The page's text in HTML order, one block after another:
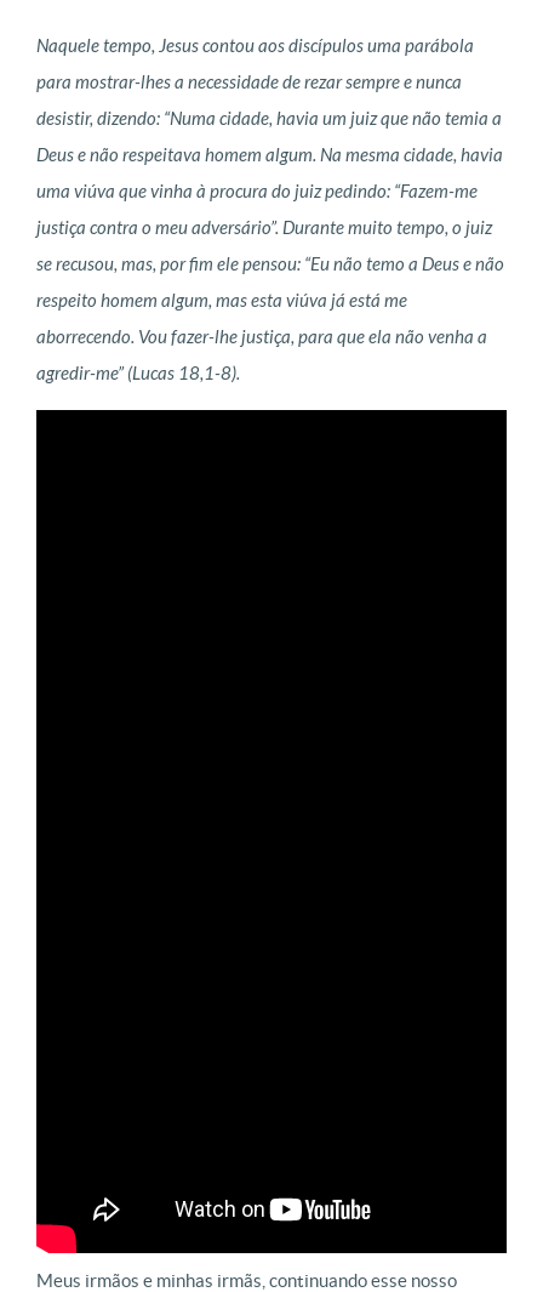
Naquele tempo, Jesus contou aos discípulos uma parábola
para mostrar-lhes a necessidade de rezar sempre e nunca
desistir, dizendo: “Numa cidade, havia um juiz que não temia a
Deus e não respeitava homem algum. Na mesma cidade, havia
uma viúva que vinha à procura do juiz pedindo: “Fazem-me
justiça contra o meu adversário”. Durante muito tempo, o juiz
se recusou, mas, por fim ele pensou: “Eu não temo a Deus e não
respeito homem algum, mas esta viúva já está me
aborrecendo. Vou fazer-lhe justiça, para que ela não venha a
agredir-me” (Lucas 18,1-8).
Meus irmãos e minhas irmãs, continuando esse nosso